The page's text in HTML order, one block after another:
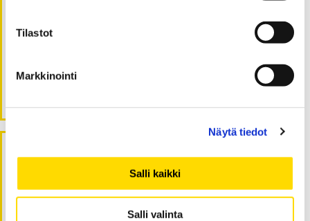
Tilastot
Markkinointi
Näytä tiedot
Salli kaikki
Salli valinta
Johtajuus on palveluammatti – Millaista
Turvallisuuskulttuurista ja sen
Erkki Keski-Nisula:
Muutosvalmius on tärkeä kyky